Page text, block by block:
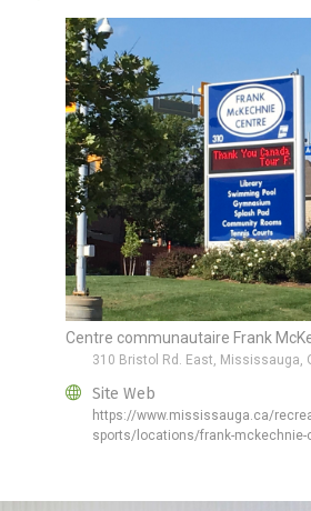
Centre communautaire Frank
310 Bristol Rd. East, Mississauga,
Site Web
https://www.mississauga.ca/
sports/locations/frank-